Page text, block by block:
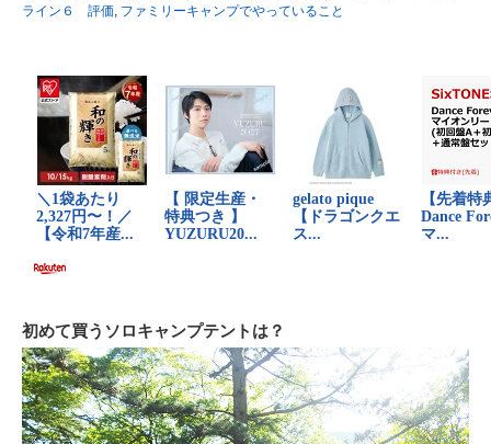
ライン６ 評価, ファミリーキャンプでやっていること
初めて買うソロキャンプテントは？